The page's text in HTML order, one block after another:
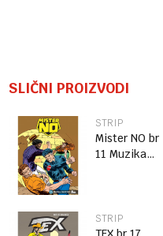
SLIČNI PROIZVODI
STRIP
Mister NO br
11 Muzika
STRIP